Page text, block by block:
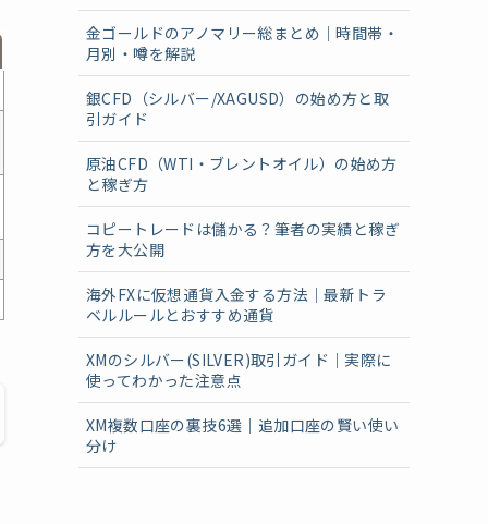
金ゴールドのアノマリー総まとめ｜時間帯・
月別・噂を解説
銀CFD（シルバー/XAGUSD）の始め方と取
引ガイド
原油CFD（WTI・ブレントオイル）の始め方
と稼ぎ方
コピートレードは儲かる？筆者の実績と稼ぎ
方を大公開
海外FXに仮想通貨入金する方法｜最新トラ
ベルルールとおすすめ通貨
XMのシルバー(SILVER)取引ガイド｜実際に
使ってわかった注意点
XM複数口座の裏技6選｜追加口座の賢い使い
分け